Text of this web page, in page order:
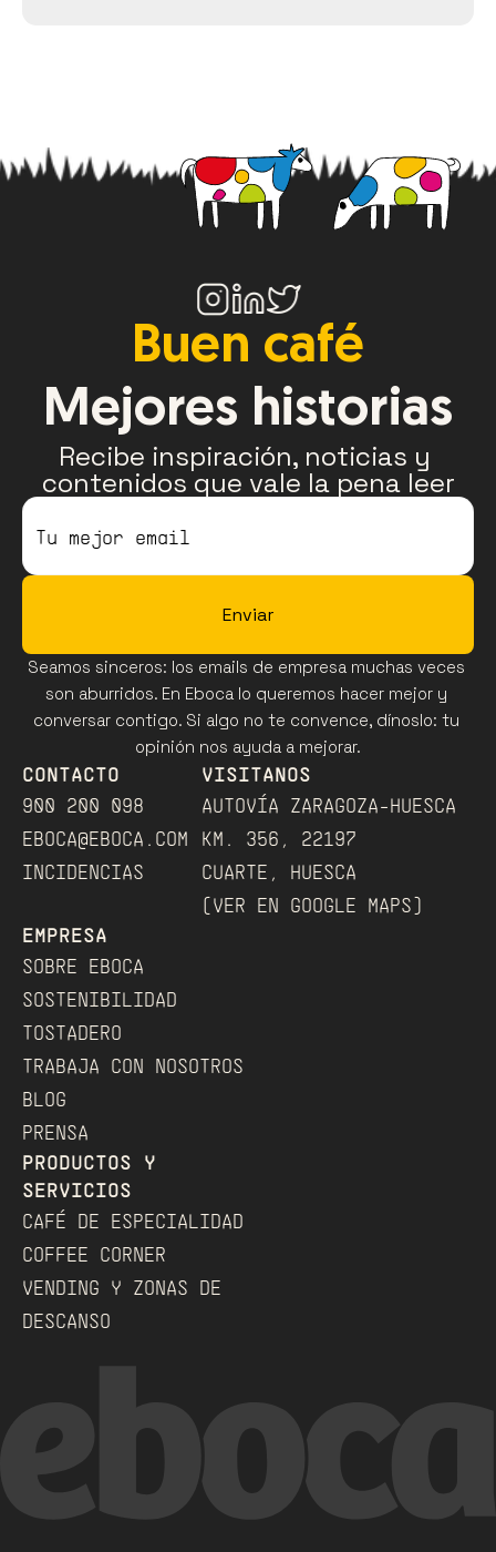
Buen café
Mejores historias
Recibe inspiración, noticias y
contenidos que vale la pena leer
Enviar
Seamos sinceros: los emails de empresa muchas veces
son aburridos. En Eboca lo queremos hacer mejor y
conversar contigo. Si algo no te convence, dínoslo: tu
opinión nos ayuda a mejorar.
CONTACTO
900 200 098
EBOCA@EBOCA.COM
INCIDENCIAS
VISITANOS
AUTOVÍA ZARAGOZA-HUESCA
KM. 356, 22197
CUARTE, HUESCA
(VER EN GOOGLE MAPS)﻿
EMPRESA
SOBRE EBOCA
SOSTENIBILIDAD
TOSTADERO
TRABAJA CON NOSOTROS
BLOG
PRENSA
PRODUCTOS Y
SERVICIOS
CAFÉ DE ESPECIALIDAD
COFFEE CORNER
VENDING Y ZONAS DE
DESCANSO